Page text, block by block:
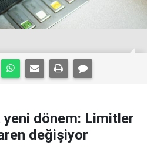
yeni dönem: Limitler
değişiyor